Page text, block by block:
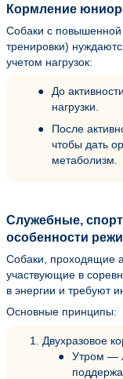
Кормление
Собаки с повышенной
тренировки)
учетом нагрузок:
До
нагрузки.
После
чтобы дать
метаболизм.
Служебные,
особенности
Собаки, проходящие
участвующие в
в энергии и требуют
Основные принципы:
Двухразовое
Утром —